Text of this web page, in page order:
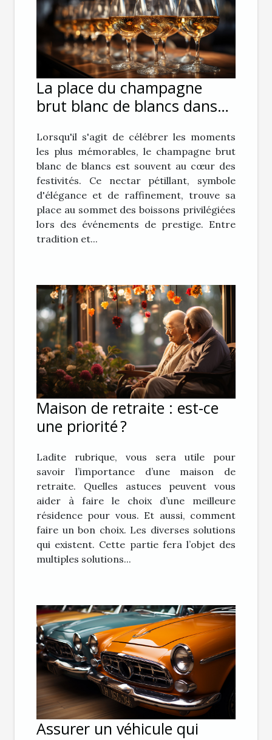
La place du champagne
brut blanc de blancs dans
Lorsqu'il s'agit de célébrer les moments
les plus mémorables, le champagne brut
blanc de blancs est souvent au cœur des
festivités. Ce nectar pétillant, symbole
d'élégance et de raffinement, trouve sa
place au sommet des boissons privilégiées
lors des événements de prestige. Entre
tradition et...
Maison de retraite : est-ce
une priorité ?
Ladite rubrique, vous sera utile pour
savoir l’importance d’une maison de
retraite. Quelles astuces peuvent vous
aider à faire le choix d’une meilleure
résidence pour vous. Et aussi, comment
faire un bon choix. Les diverses solutions
qui existent. Cette partie fera l’objet des
multiples solutions...
Assurer un véhicule qui